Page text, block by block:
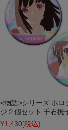
<物語>シリーズ ホロ
ジ２個セット 千石撫
¥1,430(税込)